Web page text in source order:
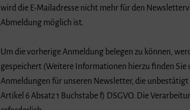
wird die E-Mailadresse nicht mehr für den
Abmeldung möglich ist.
Um die vorherige Anmeldung belegen zu können,
gespeichert (Weitere Informationen hierzu finden
Anmeldungen für unseren Newsletter, die
Artikel 6 Absatz 1 Buchstabe f) DSGVO. Die